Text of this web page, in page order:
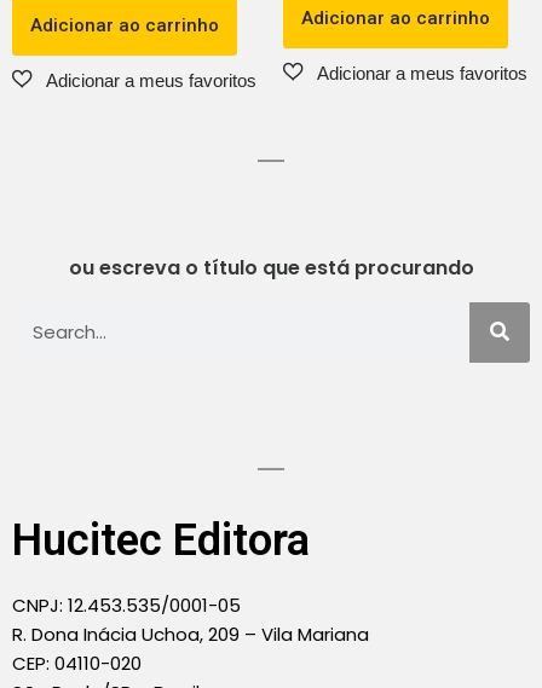
Adicionar ao carrinho Adicionar ao carrinho
ou escreva o título que está procurando
Hucitec Editora
CNPJ: 12.453.535/0001-05
R. Dona Inácia Uchoa, 209 – Vila Mariana
CEP: 04110-020